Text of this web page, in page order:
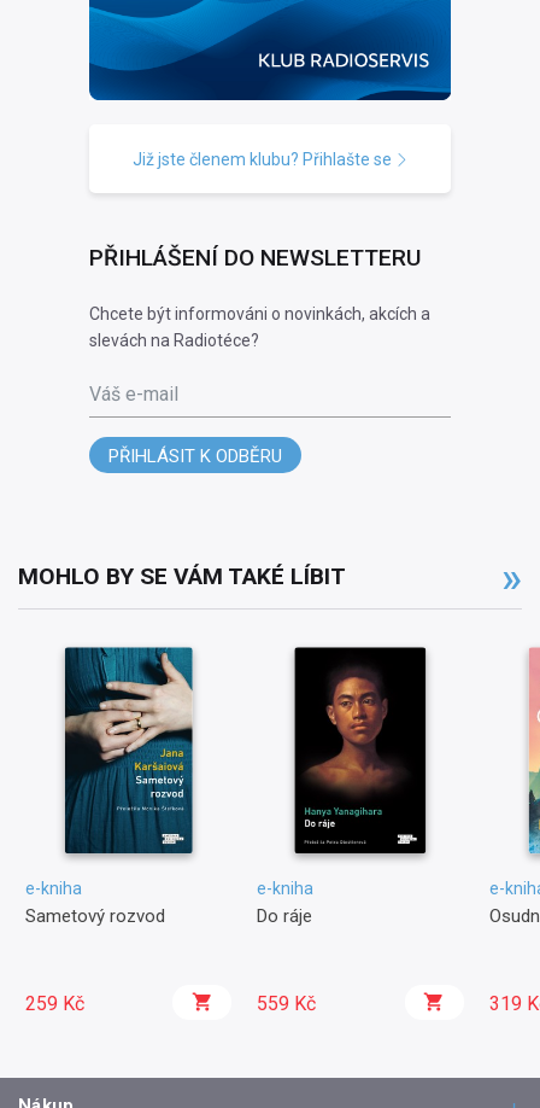
Již jste členem klubu? Přihlašte se
PŘIHLÁŠENÍ DO NEWSLETTERU
Chcete být informováni o novinkách, akcích a
slevách na Radiotéce?
Váš e-mail
PŘIHLÁSIT K ODBĚRU
MOHLO BY SE VÁM TAKÉ LÍBIT
e-kniha
Sametový rozvod
259 Kč
e-kniha
Do ráje
559 Kč
e-
319